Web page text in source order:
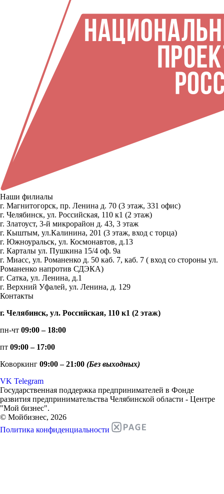
Наши филиалы
г. Магнитогорск, пр. Ленина д. 70 (3 этаж, 331 офис)
г. Челябинск, ул. Российская, 110 к1 (2 этаж)
г. Златоуст, 3-й микрорайон д. 43, 3 этаж
г. Кыштым, ул.Калинина, 201 (3 этаж, вход с торца)
г. Южноуральск, ул. Космонавтов, д.13
г. Карталы ул. Пушкина 15/4 оф. 9а
г. Миасс, ул. Романенко д. 50 каб. 7, каб. 7 ( вход со стороны ул.
Романенко напротив СДЭКА)
г. Сатка, ул. Ленина, д.1
г. Верхний Уфалей, ул. Ленина, д. 129
Контакты
г. Челябинск, ул. Российская, 110 к1 (2 этаж)
пн-чт 09:00 – 18:00
пт 09:00 – 17:00
Коворкинг 09:00 – 21:00 (Без выходных)
VK Telegram
Государственная поддержка предпринимателей в Фонде
развития предпринимательства Челябинской области - Центре
"Мой бизнес".
© Мойбизнес, 2026
Политика конфиденциальности